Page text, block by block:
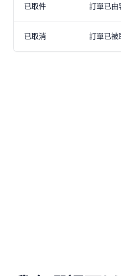
已取件 訂單已由
已取消 訂單已被